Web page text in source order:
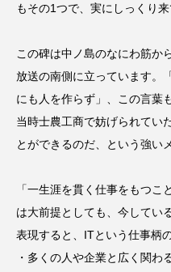
もその1つで、実にしっくり
この碑は中ノ島のなにわ筋か
放送の南側に立っています。
にも人を作らず」、この言葉
当時士農工商で妨げられてい
とができるのだ、という強い
「一生涯を貫く仕事をもつ
は大前提としても、今してい
表現すると、ITという仕事柄
・多くの人や企業と広く関わ